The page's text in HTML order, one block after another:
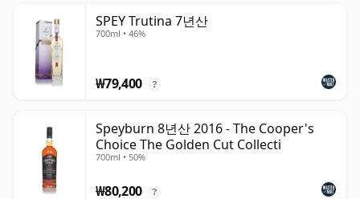
SPEY Trutina 7년산
700ml • 46%
₩79,400 ?
Speyburn 8년산 2016 - The Cooper's
Choice The Golden Cut Collecti
700ml • 50%
₩80,200 ?